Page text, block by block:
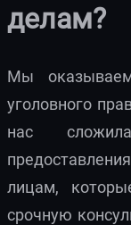
делам?
Мы
уголовного
нас
лицам,
срочную